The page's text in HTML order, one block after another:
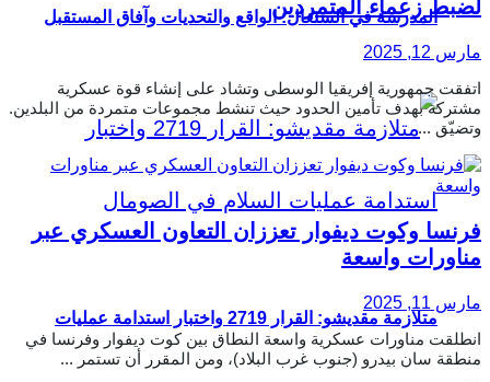
المدرسة في السنغال: الواقع والتحديات وآفاق المستقبل
متلازمة مقديشو: القرار 2719 واختبار استدامة عمليات
لضبط زعماء المتمردين
مارس 12, 2025
اتفقت جمهورية إفريقيا الوسطى وتشاد على إنشاء قوة عسكرية
مشتركة بهدف تأمين الحدود حيث تنشط مجموعات متمردة من البلدين.
وتضيّق ...
فرنسا وكوت ديفوار تعززان التعاون العسكري عبر
مناورات واسعة
مارس 11, 2025
انطلقت مناورات عسكرية واسعة النطاق بين كوت ديفوار وفرنسا في
منطقة سان بيدرو (جنوب غرب البلاد)، ومن المقرر أن تستمر ...